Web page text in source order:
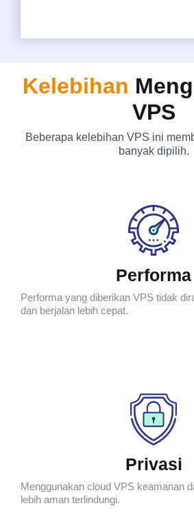
Kelebihan
VPS
Beberapa kelebihan VPS ini
banyak dipilih.
Performa
Performa yang diberikan VPS tidak
dan berjalan lebih cepat.
Privasi
Menggunakan cloud VPS keamanan
lebih aman terlindungi.